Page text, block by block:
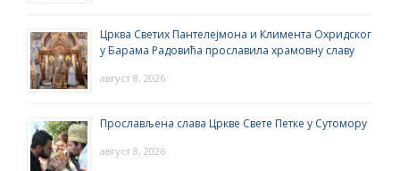
Црква Светих Пантелејмона и Климента Охридског
у Барама Радовића прославила храмовну славу
август 8, 2026
Прослављена слава Цркве Свете Петке у Сутомору
август 8, 2026